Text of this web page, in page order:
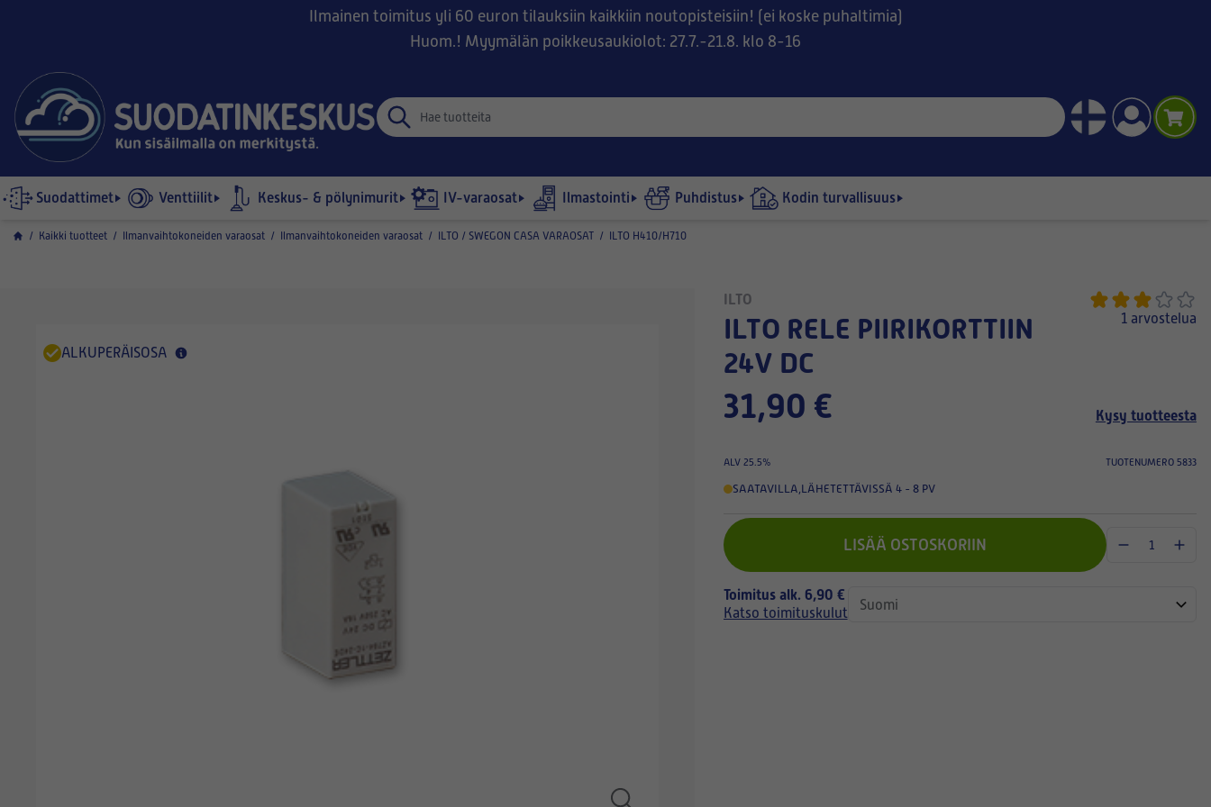
Ilmainen toimitus yli 60 euron tilauksiin kaikkiin noutopisteisiin! (ei koske puhaltimia)
Huom.! Myymälän poikkeusaukiolot: 27.7.-21.8. klo 8-16
Suodattimet Venttiilit Keskus- & pölynimurit IV-varaosat Ilmastointi Puhdistus Kodin turvallisuus
/ Kaikki tuotteet / Ilmanvaihtokoneiden varaosat / Ilmanvaihtokoneiden varaosat / ILTO / SWEGON CASA VARAOSAT / ILTO H410/H710
ALKUPERÄISOSA
ILTO
ILTO RELE PIIRIKORTTIIN
24V DC
1 arvostelua
31,90 € Kysy tuotteesta
ALV 25.5% TUOTENUMERO 5833
SAATAVILLA,LÄHETETTÄVISSÄ 4 - 8 PV
LISÄÄ OSTOSKORIIN
Toimitus alk. 6,90 €
Katso toimituskulut